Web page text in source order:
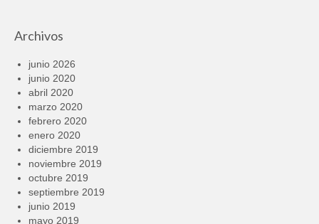
Archivos
junio 2026
junio 2020
abril 2020
marzo 2020
febrero 2020
enero 2020
diciembre 2019
noviembre 2019
octubre 2019
septiembre 2019
junio 2019
mayo 2019